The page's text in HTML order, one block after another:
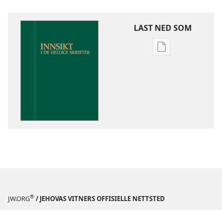
LAST NED SOM
JW.ORG® / JEHOVAS VITNERS OFFISIELLE NETTSTED